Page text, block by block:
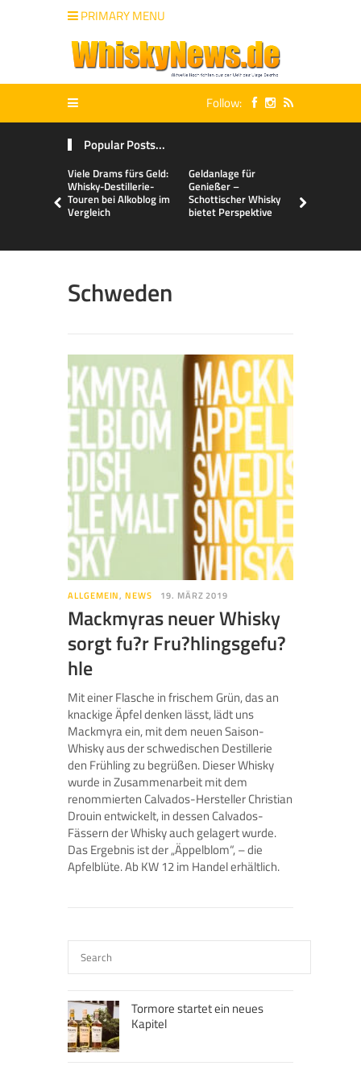
PRIMARY MENU
Follow:
Popular Posts...
Viele Drams fürs Geld:
Whisky-Destillerie-
Touren bei Alkoblog im
Vergleich
Geldanlage für
Genießer –
Schottischer Whisky
bietet Perspektive
Schweden
ALLGEMEIN,NEWS 19. MÄRZ 2019
Mackmyras neuer Whisky
sorgt fu?r Fru?hlingsgefu?
hle
Mit einer Flasche in frischem Grün, das an
knackige Äpfel denken lässt, lädt uns
Mackmyra ein, mit dem neuen Saison-
Whisky aus der schwedischen Destillerie
den Frühling zu begrüßen. Dieser Whisky
wurde in Zusammenarbeit mit dem
renommierten Calvados-Hersteller Christian
Drouin entwickelt, in dessen Calvados-
Fässern der Whisky auch gelagert wurde.
Das Ergebnis ist der „Äppelblom“, – die
Apfelblüte. Ab KW 12 im Handel erhältlich.
Tormore startet ein neues
Kapitel